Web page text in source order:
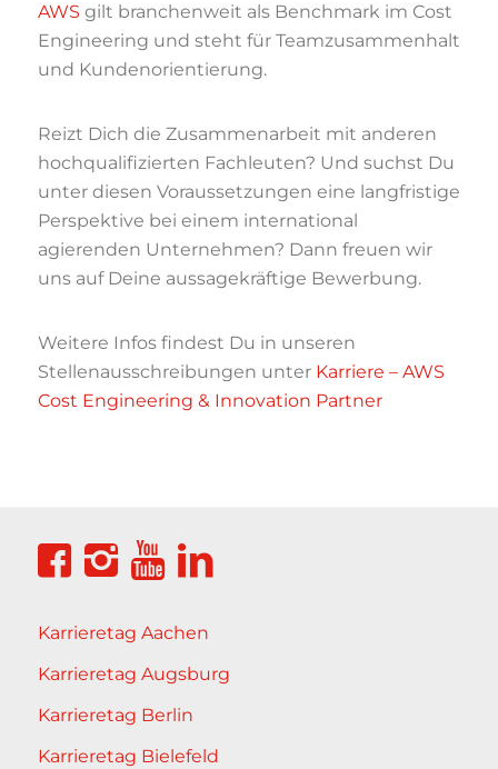
AWS gilt branchenweit als Benchmark im Cost
Engineering und steht für Teamzusammenhalt
und Kundenorientierung.
Reizt Dich die Zusammenarbeit mit anderen
hochqualifizierten Fachleuten? Und suchst Du
unter diesen Voraussetzungen eine langfristige
Perspektive bei einem international
agierenden Unternehmen? Dann freuen wir
uns auf Deine aussagekräftige Bewerbung.
Weitere Infos findest Du in unseren
Stellenausschreibungen unter Karriere – AWS
Cost Engineering & Innovation Partner
Karrieretag Aachen
Karrieretag Augsburg
Karrieretag Berlin
Karrieretag Bielefeld